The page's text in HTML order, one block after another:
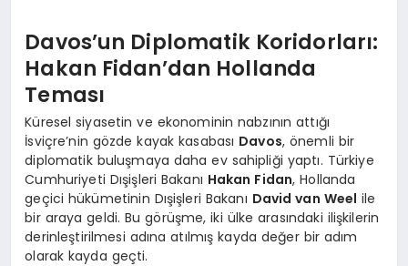
Davos’un Diplomatik Koridorları:
Hakan Fidan’dan Hollanda
Teması
Küresel siyasetin ve ekonominin nabzının attığı
İsviçre’nin gözde kayak kasabası Davos, önemli bir
diplomatik buluşmaya daha ev sahipliği yaptı. Türkiye
Cumhuriyeti Dışişleri Bakanı Hakan Fidan, Hollanda
geçici hükümetinin Dışişleri Bakanı David van Weel ile
bir araya geldi. Bu görüşme, iki ülke arasındaki ilişkilerin
derinleştirilmesi adına atılmış kayda değer bir adım
olarak kayda geçti.